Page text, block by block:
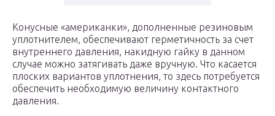
Конусные «американки», дополненные резиновым
уплотнителем, обеспечивают герметичность за счет
внутреннего давления, накидную гайку в данном
случае можно затягивать даже вручную. Что касается
плоских вариантов уплотнения, то здесь потребуется
обеспечить необходимую величину контактного
давления.